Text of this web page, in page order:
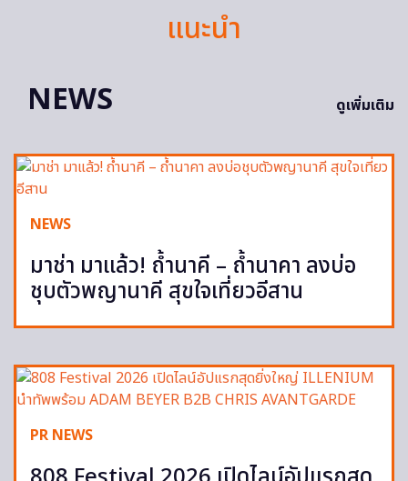
แนะนำ
NEWS
ดูเพิ่มเติม
NEWS
มาช่า มาแล้ว! ถ้ำนาคี – ถ้ำนาคา ลงบ่อ
ชุบตัวพญานาคี สุขใจเที่ยวอีสาน
PR NEWS